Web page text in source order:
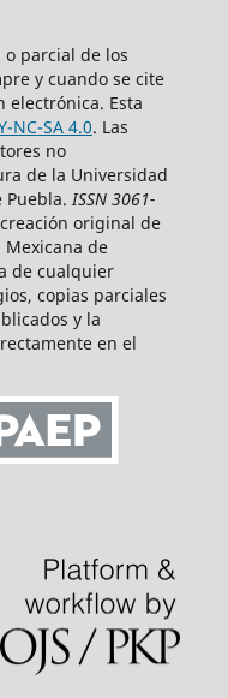
parcial de los
y cuando se cite
electrónica. Esta
NC-SA 4.0. Las
no
de la Universidad
Puebla.ISSN 3061-
original de
Mexicana de
de cualquier
copias parciales
y la
en el